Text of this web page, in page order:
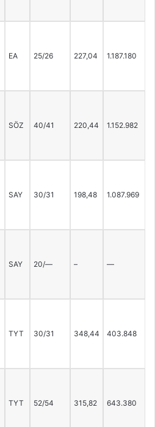
EA 25/26 227,04 1.187.180
SÖZ 40/41 220,44 1.152.982
SAY 30/31 198,48 1.087.969
SAY 20/— – —
TYT 30/31 348,44 403.848
TYT 52/54 315,82 643.380